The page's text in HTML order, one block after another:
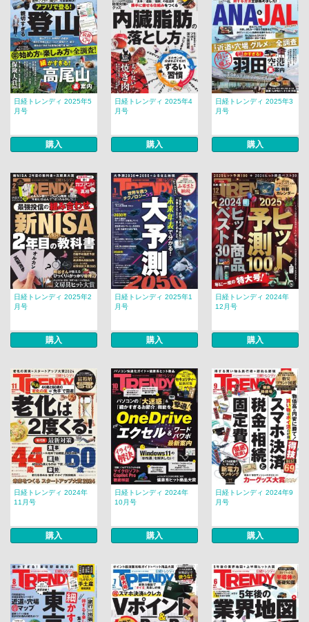
日経トレンディ 2025年5
月号
購入
日経トレンディ 2025年4
月号
購入
日経トレンディ 2025年3
月号
購入
日経トレンディ 2025年2
月号
購入
日経トレンディ 2025年1
月号
購入
日経トレンディ 2024年
12月号
購入
日経トレンディ 2024年
11月号
購入
日経トレンディ 2024年
10月号
購入
日経トレンディ 2024年9
月号
購入